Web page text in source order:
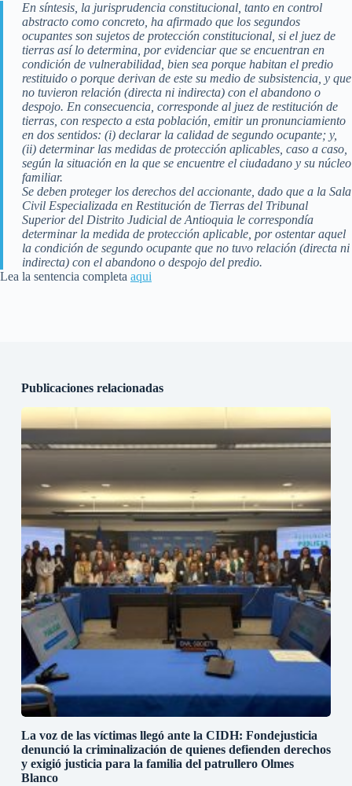
En síntesis, la jurisprudencia constitucional, tanto en control
abstracto como concreto, ha afirmado que los segundos
ocupantes son sujetos de protección constitucional, si el juez de
tierras así lo determina, por evidenciar que se encuentran en
condición de vulnerabilidad, bien sea porque habitan el predio
restituido o porque derivan de este su medio de subsistencia, y que
no tuvieron relación (directa ni indirecta) con el abandono o
despojo. En consecuencia, corresponde al juez de restitución de
tierras, con respecto a esta población, emitir un pronunciamiento
en dos sentidos: (i) declarar la calidad de segundo ocupante; y,
(ii) determinar las medidas de protección aplicables, caso a caso,
según la situación en la que se encuentre el ciudadano y su núcleo
familiar.
Se deben proteger los derechos del accionante, dado que a la Sala
Civil Especializada en Restitución de Tierras del Tribunal
Superior del Distrito Judicial de Antioquia le correspondía
determinar la medida de protección aplicable, por ostentar aquel
la condición de segundo ocupante que no tuvo relación (directa ni
indirecta) con el abandono o despojo del predio.
Lea la sentencia completa aqui
Publicaciones relacionadas
La voz de las víctimas llegó ante la CIDH: Fondejusticia
denunció la criminalización de quienes defienden derechos
y exigió justicia para la familia del patrullero Olmes
Blanco